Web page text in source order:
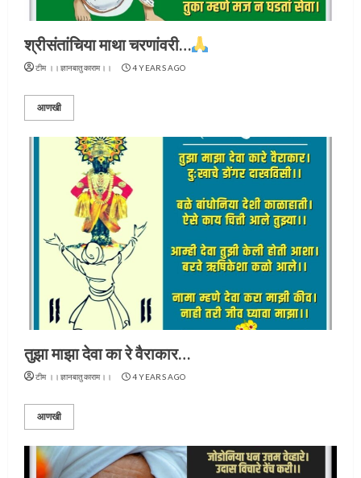
श्रीसंतांचिया माथा चरणांवरी…
टीम ।।ज्ञानबातुकाराम।। 4 YEARS AGO
आणखी
तुझा माझा देवा का रे वैराकार…
टीम ।।ज्ञानबातुकाराम।। 4 YEARS AGO
आणखी